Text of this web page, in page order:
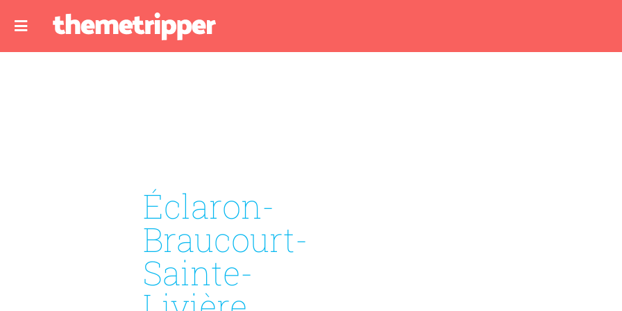
Éclaron-
Braucourt-
Sainte-